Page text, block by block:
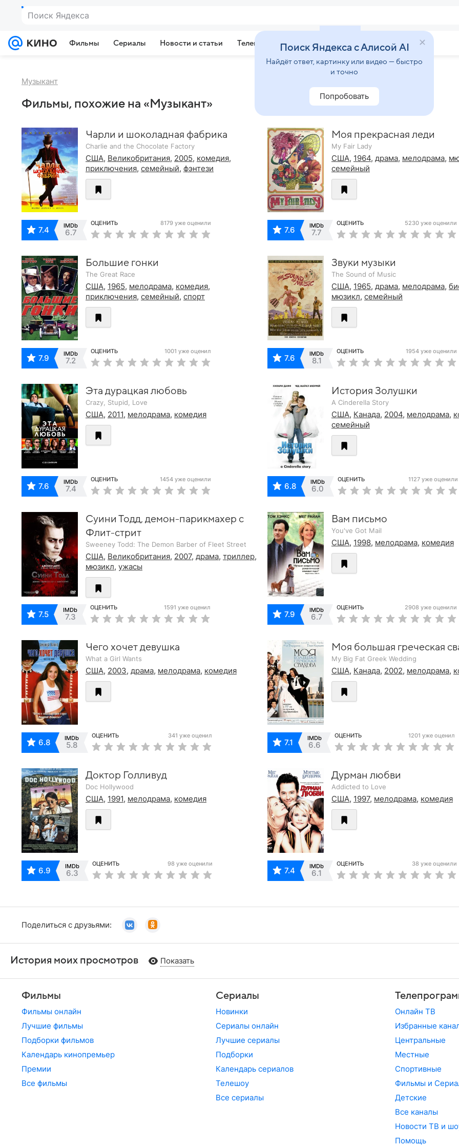
Поиск Яндекса
Фильмы Сериалы Новости и статьи Телепрограмма Звезды
Музыкант
Фильмы, похожие на «Музыкант»
Чарли и шоколадная фабрика
Charlie and the Chocolate Factory
США, Великобритания, 2005, комедия,
приключения, семейный, фэнтези
7.4 IMDb
6.7
ОЦЕНИТЬ 8179 уже оценили
Моя прекрасная леди
My Fair Lady
США, 1964, драма, мелодрама,
семейный
7.6 IMDb
7.7
ОЦЕНИТЬ 5230 уже оценили
Большие гонки
The Great Race
США, 1965, мелодрама, комедия,
приключения, семейный, спорт
7.9 IMDb
7.2
ОЦЕНИТЬ 1001 уже оценил
Звуки музыки
The Sound of Music
США, 1965, драма, мелодрама,
мюзикл, семейный
7.6 IMDb
8.1
ОЦЕНИТЬ 1954 уже оценили
Эта дурацкая любовь
Crazy, Stupid, Love
США, 2011, мелодрама, комедия
7.6 IMDb
7.4
ОЦЕНИТЬ 1454 уже оценили
История Золушки
A Cinderella Story
США, Канада, 2004, мелодрама,
семейный
6.8 IMDb
6.0
ОЦЕНИТЬ 1127 уже оценили
Суини Тодд, демон-парикмахер с
Флит-стрит
Sweeney Todd: The Demon Barber of Fleet Street
США, Великобритания, 2007, драма, триллер,
мюзикл, ужасы
7.5 IMDb
7.3
ОЦЕНИТЬ 1591 уже оценил
Вам письмо
You've Got Mail
США, 1998, мелодрама, комедия
7.9 IMDb
6.7
ОЦЕНИТЬ 2908 уже оценили
Чего хочет девушка
What a Girl Wants
США, 2003, драма, мелодрама, комедия
6.8 IMDb
5.8
ОЦЕНИТЬ 341 уже оценил
Моя большая греческая
My Big Fat Greek Wedding
США, Канада, 2002, мелодрама,
7.1 IMDb
6.6
ОЦЕНИТЬ 1201 уже оценил
Доктор Голливуд
Doc Hollywood
США, 1991, мелодрама, комедия
6.9 IMDb
6.3
ОЦЕНИТЬ 98 уже оценили
Дурман любви
Addicted to Love
США, 1997, мелодрама, комедия
7.4 IMDb
6.1
ОЦЕНИТЬ 38 уже оценили
Поделиться с друзьями:
История моих просмотров Показать
Фильмы
Фильмы онлайн
Лучшие фильмы
Подборки фильмов
Календарь кинопремьер
Премии
Все фильмы
Сериалы
Новинки
Сериалы онлайн
Лучшие сериалы
Подборки
Календарь сериалов
Телешоу
Все сериалы
Онлайн ТВ
Избранные
Центральные
Местные
Спортивные
Фильмы и
Детские
Все каналы
Новости ТВ и
Помощь
Поиск Яндекса с Алисой AI
Найдёт ответ, картинку или видео — быстро
и точно
Попробовать